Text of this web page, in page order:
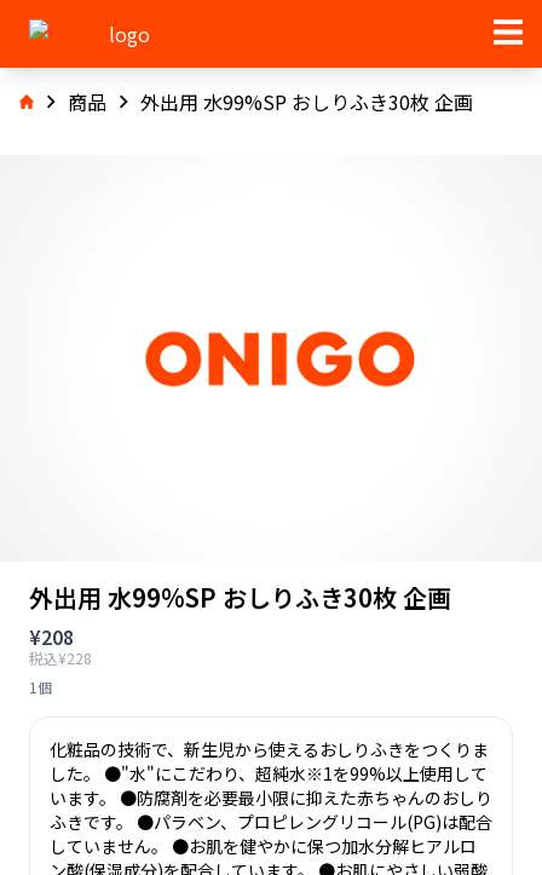
商品 外出用 水99%SP おしりふき30枚 企画
外出用 水99%SP おしりふき30枚 企画
¥208
税込¥228
1個
化粧品の技術で、新生児から使えるおしりふきをつくりま
した。 ●"水"にこだわり、超純水※1を99%以上使用して
います。 ●防腐剤を必要最小限に抑えた赤ちゃんのおしり
ふきです。 ●パラベン、プロピレングリコール(PG)は配合
していません。 ●お肌を健やかに保つ加水分解ヒアルロ
ン酸(保湿成分)を配合しています。 ●お肌にやさしい弱酸